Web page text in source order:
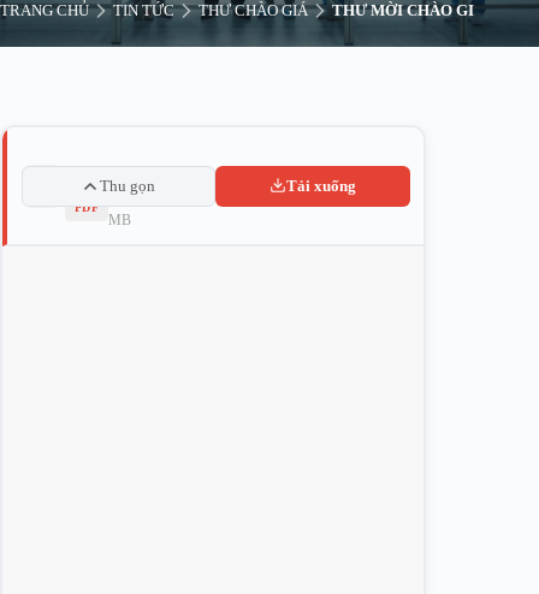
NGUYỄN TRÃI NĂM 2026 –
TRANG CHỦ TIN TỨC THƯ CHÀO GIÁ THƯ MỜI CHÀO GIÁ V/V
B
PDF
5.6
MB
Thu gọn Tải xuống